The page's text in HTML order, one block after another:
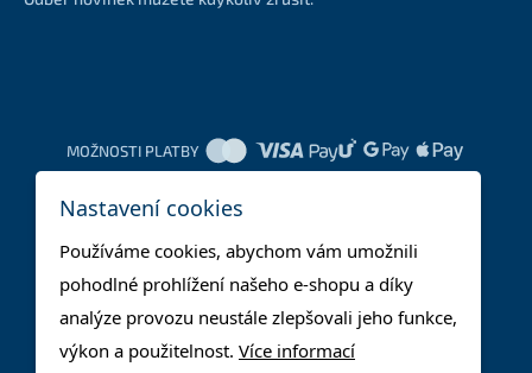
MOŽNOSTI PLATBY
Nastavení cookies
Používáme cookies, abychom vám umožnili
pohodlné prohlížení našeho e-shopu a díky
analýze provozu neustále zlepšovali jeho funkce,
výkon a použitelnost. Více informací